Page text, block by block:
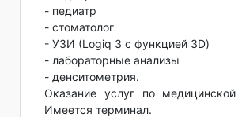
- педиатр
- стоматолог
- УЗИ (Logiq 3 с функцией 3D)
- лабораторные анализы
- денситометрия.
Оказание услуг по медицинской
Имеется терминал.